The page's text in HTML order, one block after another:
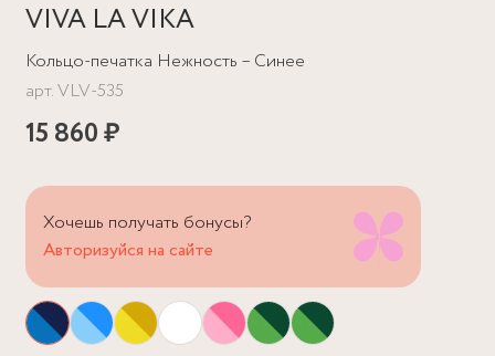
VIVA LA VIKA
Кольцо-печатка Нежность – Синее
арт.VLV-535
15 860 ₽
Хочешь получать бонусы?
Авторизуйся на сайте